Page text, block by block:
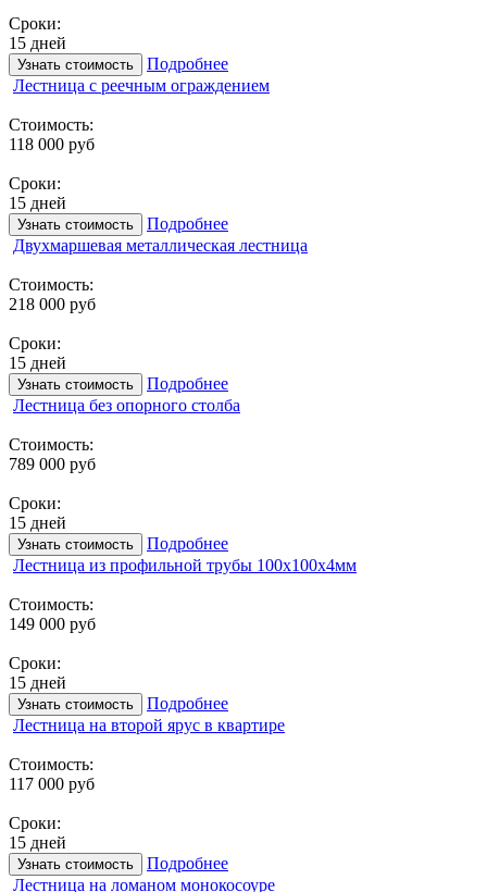
Сроки:
15 дней
Узнать стоимость
Подробнее
Лестница с реечным ограждением
Стоимость:
118 000 руб
Сроки:
15 дней
Узнать стоимость
Подробнее
Двухмаршевая металлическая лестница
Стоимость:
218 000 руб
Сроки:
15 дней
Узнать стоимость
Подробнее
Лестница без опорного столба
Стоимость:
789 000 руб
Сроки:
15 дней
Узнать стоимость
Подробнее
Лестница из профильной трубы 100х100х4мм
Стоимость:
149 000 руб
Сроки:
15 дней
Узнать стоимость
Подробнее
Лестница на второй ярус в квартире
Стоимость:
117 000 руб
Сроки:
15 дней
Узнать стоимость
Подробнее
Лестница на ломаном монокосоуре